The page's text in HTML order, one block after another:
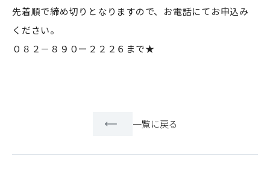
先着順で締め切りとなりますので、お電話にてお申込み
ください。
０８２－８９０ー２２２６まで★
一覧に戻る